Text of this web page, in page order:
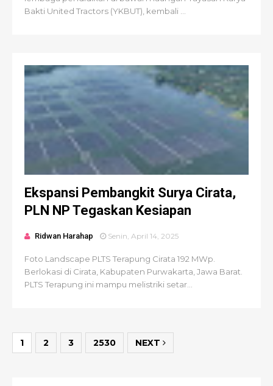
Bakti United Tractors (YKBUT), kembali ...
Ekspansi Pembangkit Surya Cirata,
PLN NP Tegaskan Kesiapan
Ridwan Harahap Senin, April 14, 2025
Foto Landscape PLTS Terapung Cirata 192 MWp.
Berlokasi di Cirata, Kabupaten Purwakarta, Jawa Barat.
PLTS Terapung ini mampu melistriki setar...
1 2 3 2530 NEXT